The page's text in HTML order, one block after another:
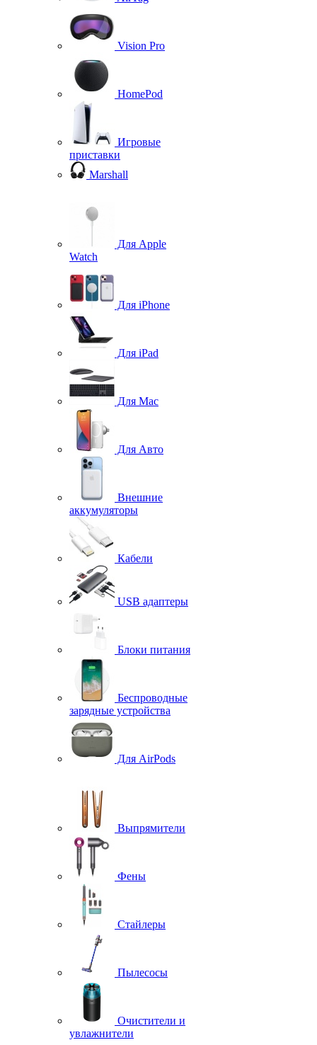
Vision Pro
HomePod
Игровые
приставки
Marshall
Для Apple
Watch
Для iPhone
Для iPad
Для Mac
Для Авто
Внешние
аккумуляторы
Кабели
USB адаптеры
Блоки питания
Беспроводные
зарядные устройства
Для AirPods
Выпрямители
Фены
Стайлеры
Пылесосы
Очистители и
увлажнители